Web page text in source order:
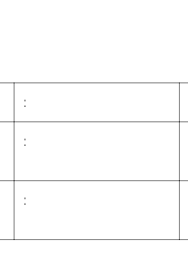
:
:
: